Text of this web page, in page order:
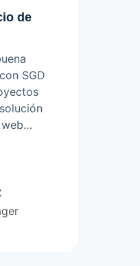
que
de
SGD
cada
los
bien